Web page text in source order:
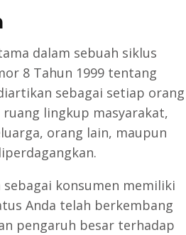
dalam sebuah siklus
8 Tahun 1999 tentang
sebagai setiap orang
lingkup masyarakat,
orang lain, maupun
sebagai konsumen memiliki
Anda telah berkembang
pengaruh besar terhadap